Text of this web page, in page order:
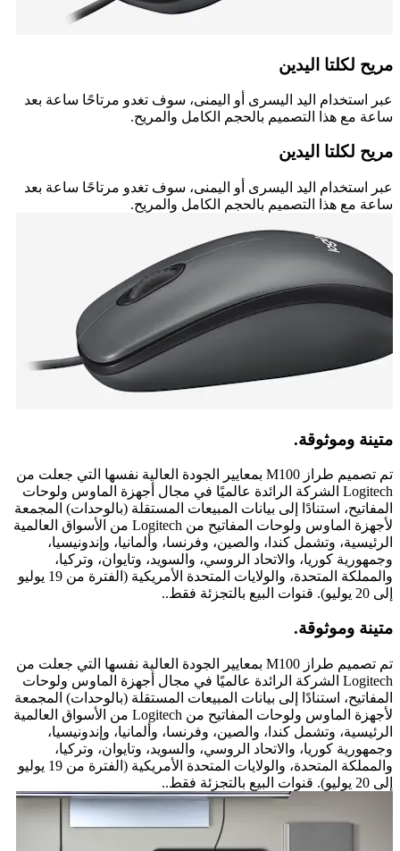
مريح لكلتا اليدين
عبر استخدام اليد اليسرى أو اليمنى، سوف تغدو مرتاحًا ساعة بعد
ساعة مع هذا التصميم بالحجم الكامل والمريح.
مريح لكلتا اليدين
عبر استخدام اليد اليسرى أو اليمنى، سوف تغدو مرتاحًا ساعة بعد
ساعة مع هذا التصميم بالحجم الكامل والمريح.
متينة وموثوقة.
تم تصميم طراز M100 بمعايير الجودة العالية نفسها التي جعلت من
Logitech الشركة الرائدة عالميًا في مجال أجهزة الماوس ولوحات
المفاتيح، استنادًا إلى بيانات المبيعات المستقلة (بالوحدات) المجمعة
لأجهزة الماوس ولوحات المفاتيح من Logitech من الأسواق العالمية
الرئيسية، وتشمل كندا، والصين، وفرنسا، وألمانيا، وإندونيسيا،
وجمهورية كوريا، والاتحاد الروسي، والسويد، وتايوان، وتركيا،
والمملكة المتحدة، والولايات المتحدة الأمريكية (الفترة من 19 يوليو
إلى 20 يوليو). قنوات البيع بالتجزئة فقط..
متينة وموثوقة.
تم تصميم طراز M100 بمعايير الجودة العالية نفسها التي جعلت من
Logitech الشركة الرائدة عالميًا في مجال أجهزة الماوس ولوحات
المفاتيح، استنادًا إلى بيانات المبيعات المستقلة (بالوحدات) المجمعة
لأجهزة الماوس ولوحات المفاتيح من Logitech من الأسواق العالمية
الرئيسية، وتشمل كندا، والصين، وفرنسا، وألمانيا، وإندونيسيا،
وجمهورية كوريا، والاتحاد الروسي، والسويد، وتايوان، وتركيا،
والمملكة المتحدة، والولايات المتحدة الأمريكية (الفترة من 19 يوليو
إلى 20 يوليو). قنوات البيع بالتجزئة فقط..